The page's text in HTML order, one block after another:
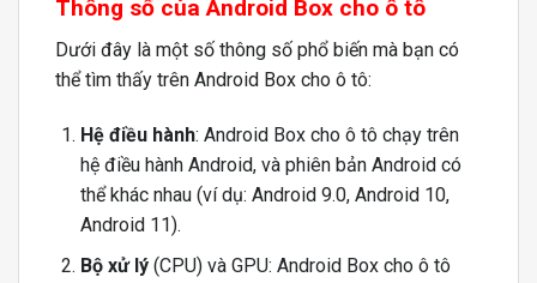
Thông số của Android Box cho ô tô
Dưới đây là một số thông số phổ biến mà bạn có
thể tìm thấy trên Android Box cho ô tô:
Hệ điều hành: Android Box cho ô tô chạy trên
hệ điều hành Android, và phiên bản Android có
thể khác nhau (ví dụ: Android 9.0, Android 10,
Android 11).
Bộ xử lý(CPU) và GPU: Android Box cho ô tô